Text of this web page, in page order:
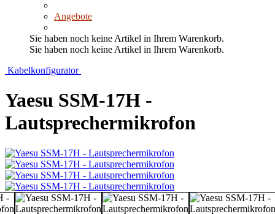
Angebote
Sie haben noch keine Artikel in Ihrem Warenkorb.
Sie haben noch keine Artikel in Ihrem Warenkorb.
Kabelkonfigurator
Yaesu SSM-17H -
Lautsprechermikrofon